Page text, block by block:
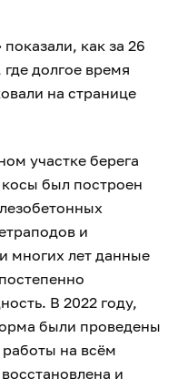
как за 26
долгое время
на странице
участке берега
был построен
и
многих лет данные
В 2022 году,
были проведены
на всём
и